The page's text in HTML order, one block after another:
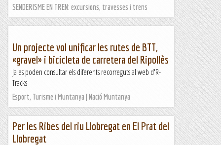
SENDERISME EN TREN: excursions, travesses i trens
Un projecte vol unificar les rutes de BTT,
«gravel» i bicicleta de carretera del Ripollès
Ja es poden consultar els diferents recorreguts al web d'R-
Tracks
Esport, Turisme i Muntanya | Nació Muntanya
Per les Ribes del riu Llobregat en El Prat del
Llobregat